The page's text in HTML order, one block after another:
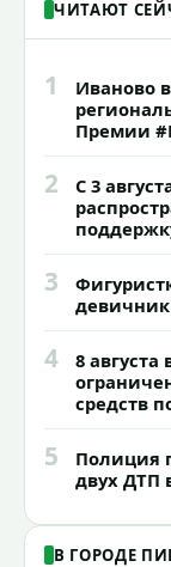
ЧИТАЮТ
1
Иваново
Премии
2
С 3
3
4
8
средств
5
Полиция
двух ДТП
В ГОРОДЕ